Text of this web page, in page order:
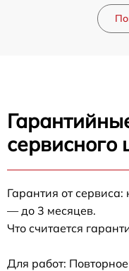
сервисного
Гарантия от
— до 3 месяцев.
Что считается
Для работ: